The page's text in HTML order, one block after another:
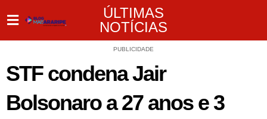
ÚLTIMAS
NOTÍCIAS
PUBLICIDADE
STF condena Jair
Bolsonaro a 27 anos e 3